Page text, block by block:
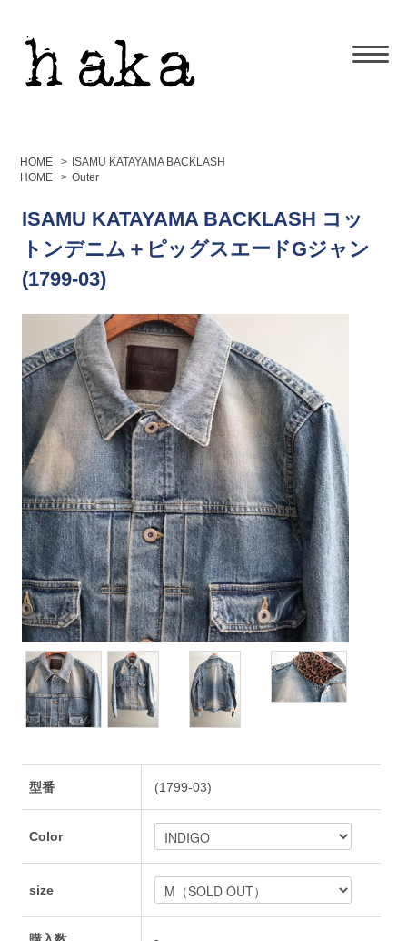
HOME > ISAMU KATAYAMA BACKLASH
HOME
> Outer
ISAMU KATAYAMA BACKLASH コッ
トンデニム＋ピッグスエードGジャン
(1799-03)
型番 (1799-03)
Color
size